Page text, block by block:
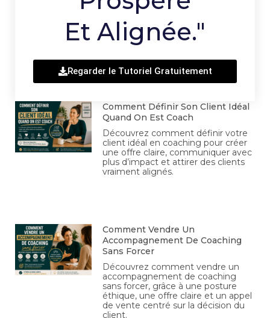
Et Alignée."
Regarder le Tutoriel Gratuitement
Comment Définir Son Client Idéal
Quand On Est Coach
Découvrez comment définir votre
client idéal en coaching pour créer
une offre claire, communiquer avec
plus d’impact et attirer des clients
vraiment alignés.
Comment Vendre Un
Accompagnement De Coaching
Sans Forcer
Découvrez comment vendre un
accompagnement de coaching
sans forcer, grâce à une posture
éthique, une offre claire et un appel
de vente centré sur la décision du
client.